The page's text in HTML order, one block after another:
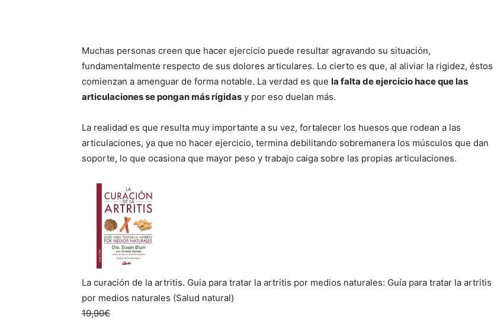
Muchas personas creen que hacer ejercicio puede resultar agravando su situación,
fundamentalmente respecto de sus dolores articulares. Lo cierto es que, al aliviar la rigidez, éstos
comienzan a amenguar de forma notable. La verdad es que la falta de ejercicio hace que las
articulaciones se pongan más rígidas y por eso duelan más.
La realidad es que resulta muy importante a su vez, fortalecer los huesos que rodean a las
articulaciones, ya que no hacer ejercicio, termina debilitando sobremanera los músculos que dan
soporte, lo que ocasiona que mayor peso y trabajo caiga sobre las propias articulaciones.
La curación de la artritis. Guia para tratar la artritis por medios naturales: Guía para tratar la artritis
por medios naturales (Salud natural)
19,90€